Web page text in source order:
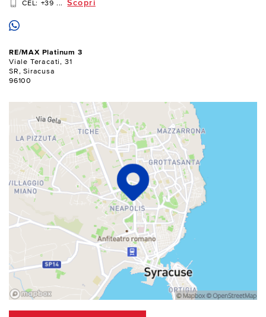
CEL: +39 ... Scopri
RE/MAX Platinum 3
Viale Teracati, 31
SR, Siracusa
96100